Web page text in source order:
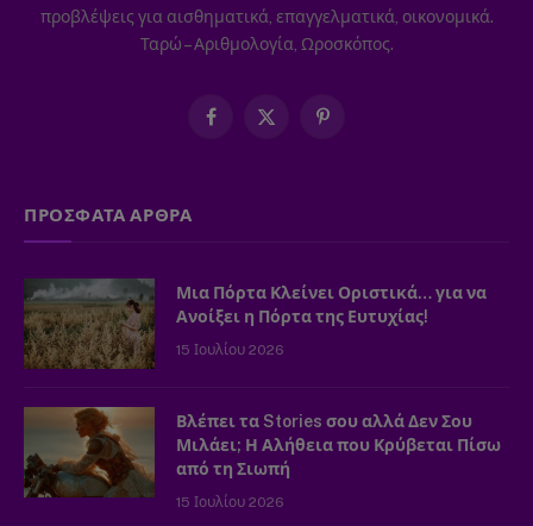
προβλέψεις για αισθηματικά, επαγγελματικά, οικονομικά.
Ταρώ – Αριθμολογία, Ωροσκόπος.
Facebook
X
Pinterest
ΠΡΟΣΦΑΤΑ ΑΡΘΡΑ
Μια Πόρτα Κλείνει Οριστικά… για να
Ανοίξει η Πόρτα της Ευτυχίας!
15 Ιουλίου 2026
Βλέπει τα Stories σου αλλά Δεν Σου
Μιλάει; Η Αλήθεια που Κρύβεται Πίσω
από τη Σιωπή
15 Ιουλίου 2026